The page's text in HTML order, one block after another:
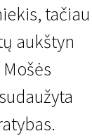
tačiau
aukštyn